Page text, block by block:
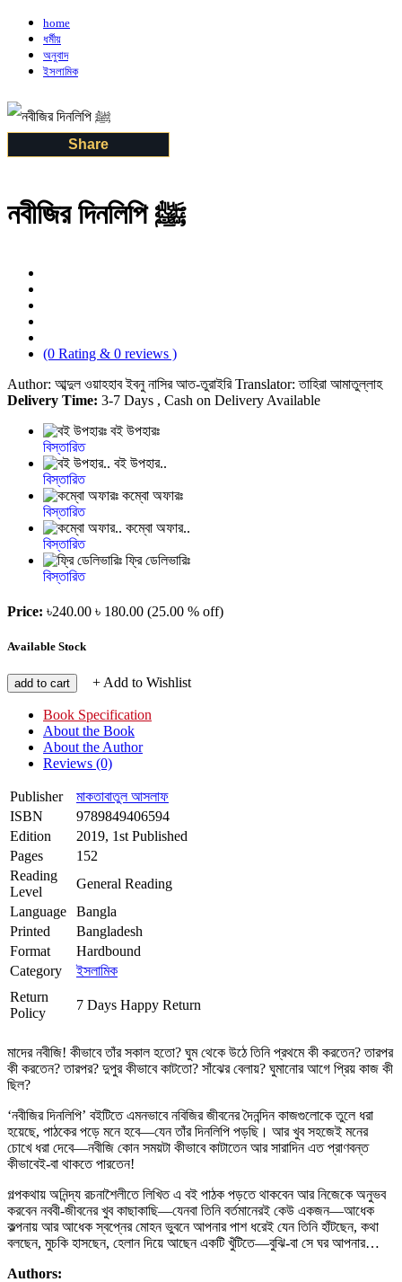
home
ধর্মীয়
অনুবাদ
ইসলামিক
Share
নবীজির দিনলিপি ﷺ
(0 Rating & 0 reviews )
Author: আব্দুল ওয়াহহাব ইবনু নাসির আত-তুরাইরি Translator: তাহিরা আমাতুল্লাহ
Delivery Time: 3-7 Days , Cash on Delivery Available
বই উপহারঃ
বিস্তারিত
বই উপহার..
বিস্তারিত
কম্বো অফারঃ
বিস্তারিত
কম্বো অফার..
বিস্তারিত
ফ্রি ডেলিভারিঃ
বিস্তারিত
Price: ৳240.00 ৳ 180.00 (25.00 % off)
Available Stock
add to cart + Add to Wishlist
Book Specification
About the Book
About the Author
Reviews (0)
Publisher
মাকতাবাতুল আসলাফ
ISBN
9789849406594
Edition
2019, 1st Published
Pages
152
Reading
Level
General Reading
Language
Bangla
Printed
Bangladesh
Format
Hardbound
Category
ইসলামিক
Return
Policy
7 Days Happy Return
মাদের নবীজি! কীভাবে তাঁর সকাল হতো? ঘুম থেকে উঠে তিনি প্রথমে কী করতেন? তারপর
কী করতেন? তারপর? দুপুর কীভাবে কাটতো? সাঁঝের বেলায়? ঘুমানোর আগে প্রিয় কাজ কী
ছিল?
‘নবীজির দিনলিপি’ বইটিতে এমনভাবে নবিজির জীবনের দৈনন্দিন কাজগুলোকে তুলে ধরা
হয়েছে, পাঠকের পড়ে মনে হবে—যেন তাঁর দিনলিপি পড়ছি। আর খুব সহজেই মনের
চোখে ধরা দেবে—নবীজি কোন সময়টা কীভাবে কাটাতেন আর সারাদিন এত প্রাণবন্ত
কীভাবেই-বা থাকতে পারতেন!
গল্পকথায় অনিন্দ্য রচনাশৈলীতে লিখিত এ বই পাঠক পড়তে থাকবেন আর নিজেকে অনুভব
করবেন নববী-জীবনের খুব কাছাকাছি—যেনবা তিনি বর্তমানেরই কেউ একজন—আধেক
কল্পনায় আর আধেক স্বপ্নের মোহন ভুবনে আপনার পাশ ধরেই যেন তিনি হাঁটছেন, কথা
বলছেন, মুচকি হাসছেন, হেলান দিয়ে আছেন একটি খুঁটিতে—বুঝি-বা সে ঘর আপনার…
Authors: